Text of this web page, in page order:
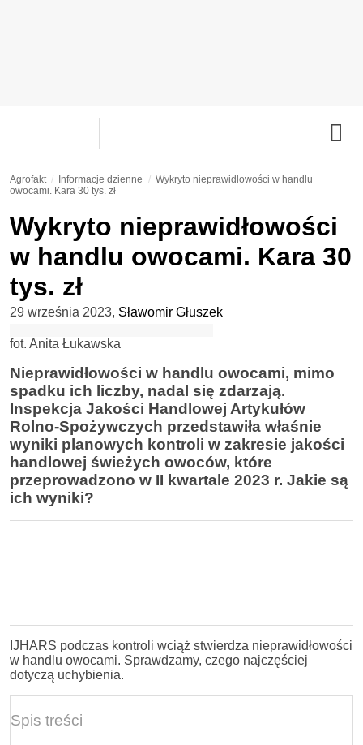
Agrofakt Informacje dzienne
Wykryto nieprawidłowości w handlu
owocami. Kara 30 tys. zł
Wykryto nieprawidłowości
w handlu owocami. Kara 30
tys. zł
29 września 2023, Sławomir Głuszek
fot. Anita Łukawska
Nieprawidłowości w handlu owocami, mimo
spadku ich liczby, nadal się zdarzają.
Inspekcja Jakości Handlowej Artykułów
Rolno-Spożywczych przedstawiła właśnie
wyniki planowych kontroli w zakresie jakości
handlowej świeżych owoców, które
przeprowadzono w II kwartale 2023 r. Jakie są
ich wyniki?
IJHARS podczas kontroli wciąż stwierdza nieprawidłowości
w handlu owocami. Sprawdzamy, czego najczęściej
dotyczą uchybienia.
Spis treści